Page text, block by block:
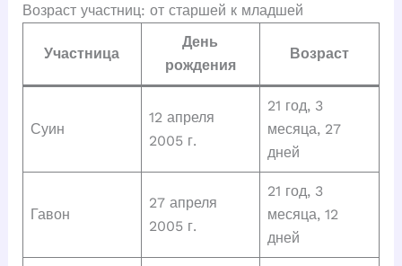
Возраст участниц: от старшей к младшей
Участница
День
рождения
Возраст
Суин
12 апреля
2005 г.
21 год, 3
месяца, 27
дней
Гавон
27 апреля
2005 г.
21 год, 3
месяца, 12
дней